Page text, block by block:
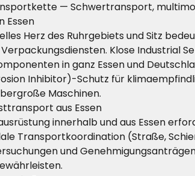
— Schwertransport,
Essen
Herz des Ruhrgebiets und Sitz
Klose Industrial
in ganz Essen und
Inhibitor)-Schutz für
Maschinen.
aus Essen
innerhalb und aus Essen
Transportkoordination (Straße,
und